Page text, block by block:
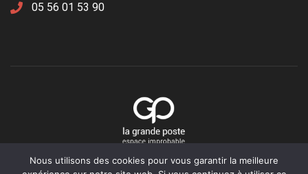
05 56 01 53 90
Nous utilisons des cookies pour vous garantir la meilleure